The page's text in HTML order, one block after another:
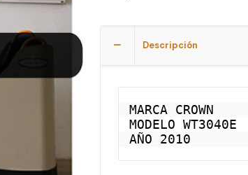
Descripción
MARCA CROWN
MODELO WT3040E
AÑO 2010